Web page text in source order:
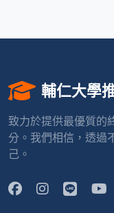
輔仁大學
致力於提供最優質的
分。我們相信，透過
己。